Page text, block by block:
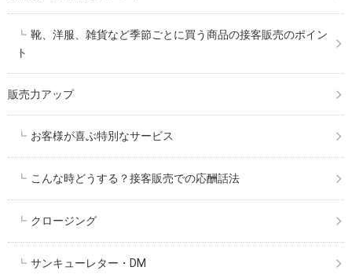
靴、洋服、雑貨など季節ごとに買う商品の接客販売のポイン
ト
販売力アップ
お客様が喜ぶ特別なサービス
こんな時どうする？接客販売での応酬話法
クロージング
サンキューレター・DM